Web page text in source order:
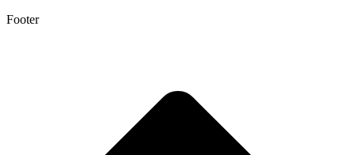
Footer